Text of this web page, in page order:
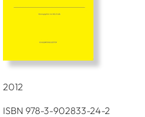
2012
ISBN 978-3-902833-24-2